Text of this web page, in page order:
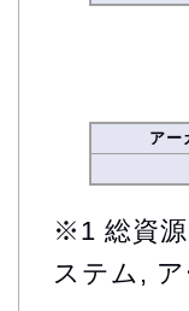
アー
※1 総資
ステム,